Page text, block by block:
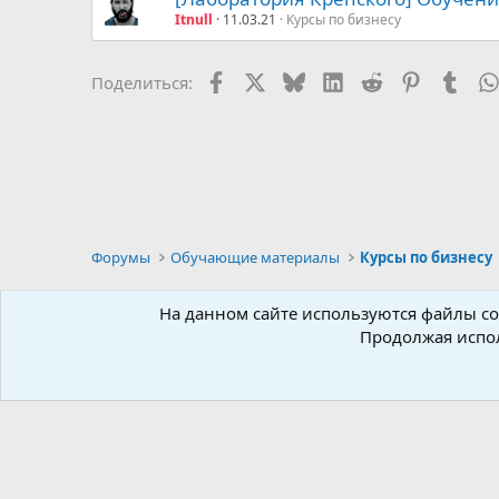
Itnull 11.03.21 Курсы по бизнесу
Поделиться: FacebookX (Twitter)
BlueskyLinkedIn
Reddit Pinterest
Форумы Обучающие материалы Курсы по бизнесу
Russian
На данном сайте используются файлы
Продолжая